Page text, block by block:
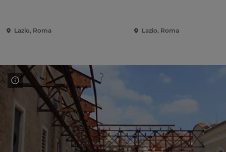
Lazio, Roma Lazio, Roma